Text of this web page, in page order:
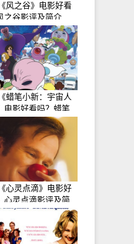
风之谷》电影好看
之谷影评及简介
蜡笔小新：宇宙人
电影好看吗？蜡笔
宇宙人来袭影评及
心灵点滴》电影好
心灵点滴影评及简